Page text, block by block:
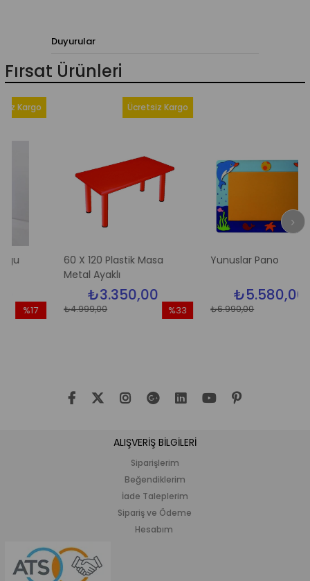
Duyurular
Fırsat Ürünleri
60 X 120 Plastik Masa
Metal Ayaklı
₺3.350,00
₺4.999,00
Ücretsiz Kargo
Yunuslar Pano
₺5.580,00
₺6.990,00
ALIŞVERİŞ BİLGİLERİ
Siparişlerim
Beğendiklerim
İade Taleplerim
Sipariş ve Ödeme
Hesabım